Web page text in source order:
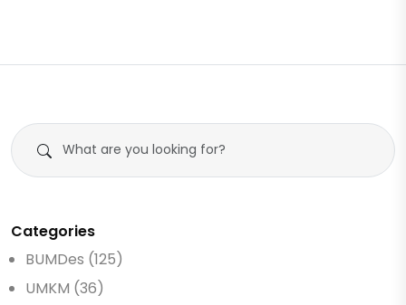
Categories
BUMDes (125)
UMKM (36)